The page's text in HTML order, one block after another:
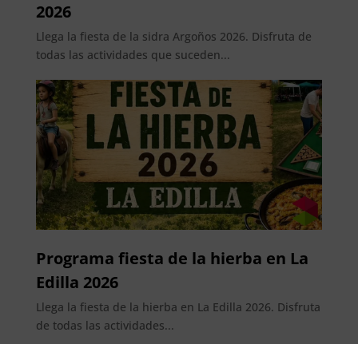
2026
Llega la fiesta de la sidra Argoños 2026. Disfruta de
todas las actividades que suceden...
Programa fiesta de la hierba en La
Edilla 2026
Llega la fiesta de la hierba en La Edilla 2026. Disfruta
de todas las actividades...